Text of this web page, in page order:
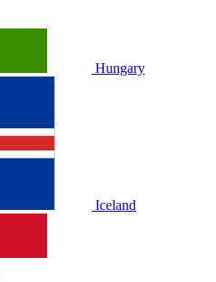
Hungary
Iceland